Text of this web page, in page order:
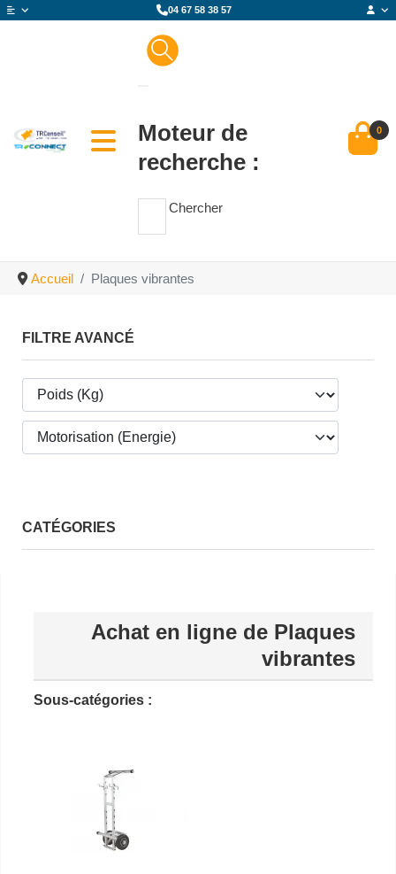
04 67 58 38 57
Moteur de
recherche :
Chercher
0
Accueil Plaques vibrantes
FILTRE AVANCÉ
CATÉGORIES
Achat en ligne de Plaques
vibrantes
Sous-catégories :